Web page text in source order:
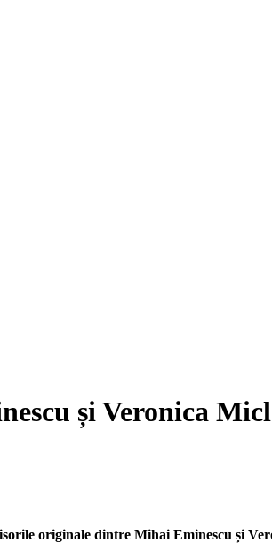
și Veronica
originale dintre Mihai Eminescu și